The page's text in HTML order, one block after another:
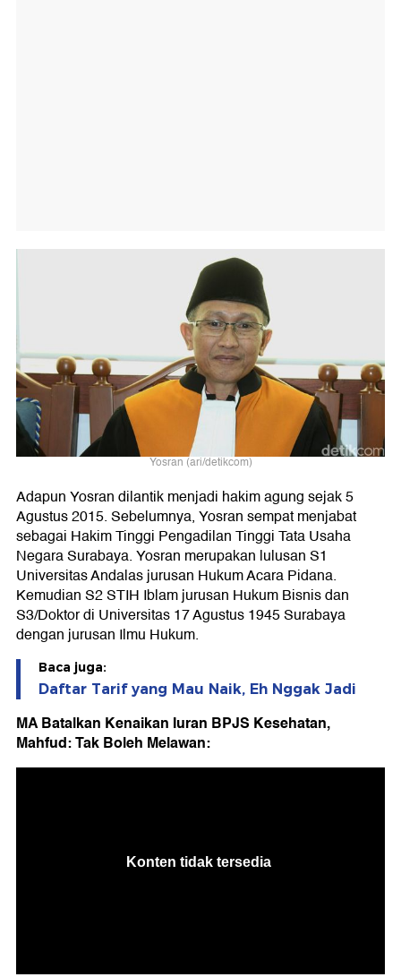
Yosran (ari/detikcom)
Adapun Yosran dilantik menjadi hakim agung sejak 5
Agustus 2015. Sebelumnya, Yosran sempat menjabat
sebagai Hakim Tinggi Pengadilan Tinggi Tata Usaha
Negara Surabaya. Yosran merupakan lulusan S1
Universitas Andalas jurusan Hukum Acara Pidana.
Kemudian S2 STIH Iblam jurusan Hukum Bisnis dan
S3/Doktor di Universitas 17 Agustus 1945 Surabaya
dengan jurusan Ilmu Hukum.
Baca juga:
Daftar Tarif yang Mau Naik, Eh Nggak Jadi
MA Batalkan Kenaikan Iuran BPJS Kesehatan,
Mahfud: Tak Boleh Melawan: